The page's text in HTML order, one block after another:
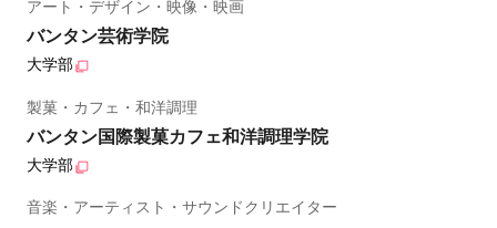
アート・デザイン・映像・映画
バンタン芸術学院
大学部
製菓・カフェ・和洋調理
バンタン国際製菓カフェ和洋調理学院
大学部
音楽・アーティスト・サウンドクリエイター